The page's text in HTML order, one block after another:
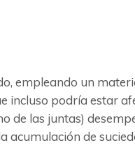
empleando un
incluso podría estar
de las juntas)
de